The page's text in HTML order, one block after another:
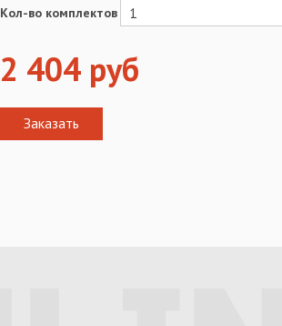
Кол-во комплектов
2 404 руб